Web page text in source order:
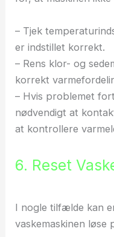
– Tjek
er indstillet korrekt.
– Rens klor- og
korrekt
– Hvis problemet
nødvendigt at
at kontrollere
6. Reset
I nogle tilfælde kan
vaskemaskinen løse